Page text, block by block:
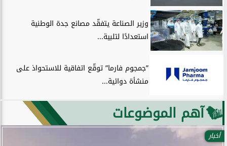
وزير الصناعة يتفقّد مصانع جدة الوطنية
استعدادًا لتلبية...
”جمجوم فارما” توقّع اتفاقية للاستحواذ على
منشأة دوائية...
آهم الموضوعات
أخبار